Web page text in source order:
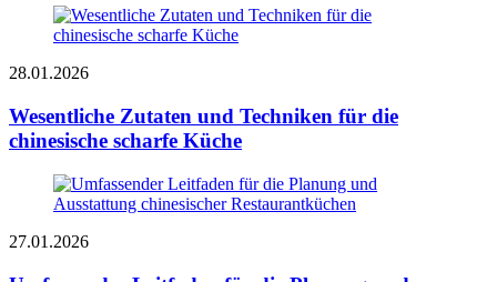
28.01.2026
Wesentliche Zutaten und Techniken für die
chinesische scharfe Küche
27.01.2026